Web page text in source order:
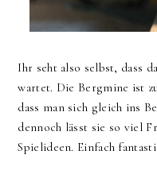
Ihr seht also selbst, dass
wartet. Die Bergmine ist
dass man sich gleich ins
dennoch lässt sie so viel
Spielideen. Einfach